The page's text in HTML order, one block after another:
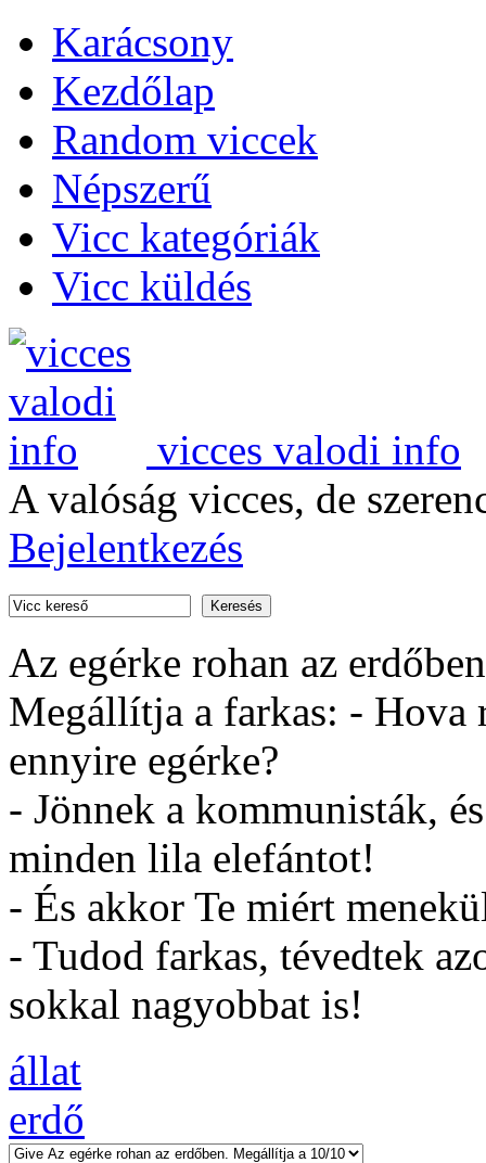
Karácsony
Kezdőlap
Random viccek
Népszerű
Vicc kategóriák
Vicc küldés
vicces valodi info
A valóság vicces, de
Bejelentkezés
Az egérke rohan az
Megállítja a farkas: - Hova
ennyire egérke?
- Jönnek a kommunisták,
minden lila elefántot!
- És akkor Te miért
- Tudod farkas, tévedtek
sokkal nagyobbat is!
állat
erdő